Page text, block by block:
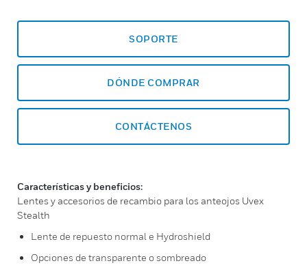
SOPORTE
DÓNDE COMPRAR
CONTÁCTENOS
Características y beneficios:
Lentes y accesorios de recambio para los anteojos Uvex
Stealth
Lente de repuesto normal e Hydroshield
Opciones de transparente o sombreado